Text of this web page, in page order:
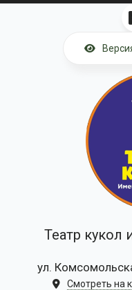
Перейти к основному
Театр кукол
ул.
Смотреть на